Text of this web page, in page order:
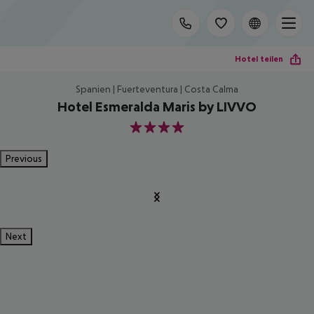
Hotel teilen
Spanien | Fuerteventura | Costa Calma
Hotel Esmeralda Maris by LIVVO
4
Previous
Next